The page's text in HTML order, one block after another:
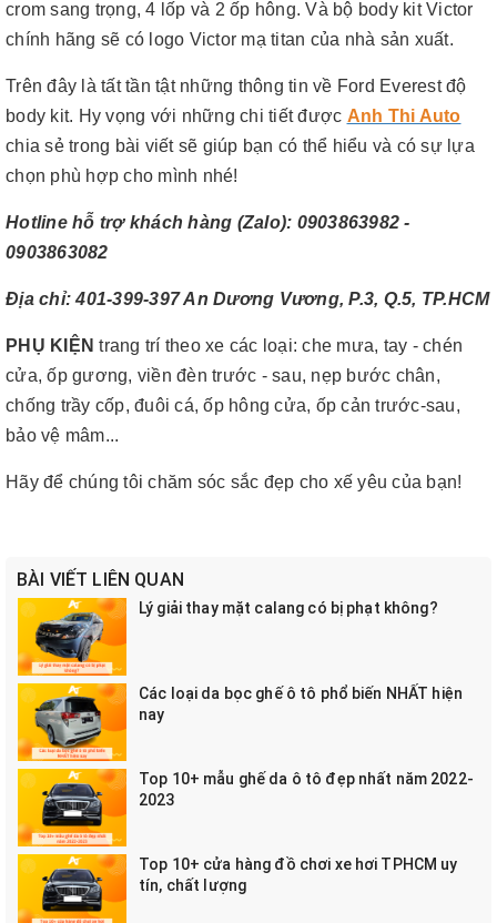
crom sang trọng, 4 lốp và 2 ốp hông. Và bộ body kit Victor
chính hãng sẽ có logo Victor mạ titan của nhà sản xuất.
Trên đây là tất tần tật những thông tin về Ford Everest độ
body kit. Hy vọng với những chi tiết được Anh Thi Auto
chia sẻ trong bài viết sẽ giúp bạn có thể hiểu và có sự lựa
chọn phù hợp cho mình nhé!
Hotline hỗ trợ khách hàng (Zalo): 0903863982 -
0903863082
Địa chỉ: 401-399-397 An Dương Vương, P.3, Q.5, TP.HCM
PHỤ KIỆN trang trí theo xe các loại: che mưa, tay - chén
cửa, ốp gương, viền đèn trước - sau, nẹp bước chân,
chống trầy cốp, đuôi cá, ốp hông cửa, ốp cản trước-sau,
bảo vệ mâm...
Hãy để chúng tôi chăm sóc sắc đẹp cho xế yêu của bạn!
BÀI VIẾT LIÊN QUAN
Lý giải thay mặt calang có bị phạt không?
Các loại da bọc ghế ô tô phổ biến NHẤT hiện
nay
Top 10+ mẫu ghế da ô tô đẹp nhất năm 2022-
2023
Top 10+ cửa hàng đồ chơi xe hơi TPHCM uy
tín, chất lượng